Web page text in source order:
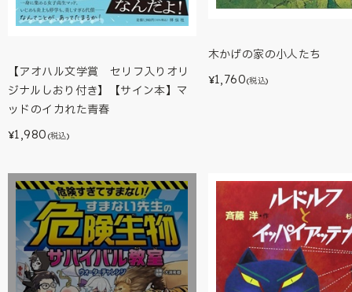
【アオハル文学賞 セリフ入りオリ
ジナルしおり付き】【サイン本】マ
ッドのイカれた青春
¥1,980 (税込)
木かげの家の小人たち
¥1,760(税込)